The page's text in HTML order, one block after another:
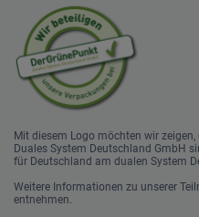
Mit diesem Logo möchten wir
Duales System Deutschland GmbH
für Deutschland am dualen System
Weitere Informationen zu unserer
entnehmen.